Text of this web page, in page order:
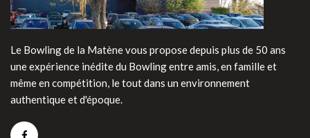
E-shop !
Le Bowling de la Matène vous propose depuis plus de 50 ans
une expérience inédite du Bowling entre amis, en famille et
même en compétition, le tout dans un environnement
authentique et d'époque.